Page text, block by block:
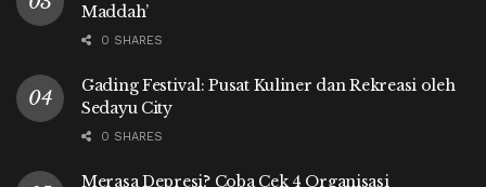
Maddah’
0 SHARES
Gading Festival: Pusat Kuliner dan Rekreasi oleh
Sedayu City
0 SHARES
Merasa Depresi? Coba Cek 4 Organisasi